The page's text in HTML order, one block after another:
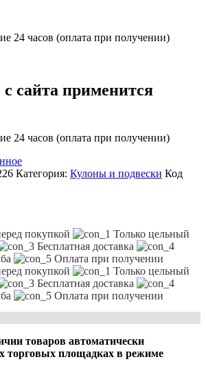
24 часов (оплата при получении)
сайта применится
24 часов (оплата при получении)
Категория: Кулоны и подвески Код
покупкой
Только цельный
Бесплатная доставка
Оплата при получении
покупкой
Только цельный
Бесплатная доставка
Оплата при получении
товаров автоматически
торговых площадках в режиме